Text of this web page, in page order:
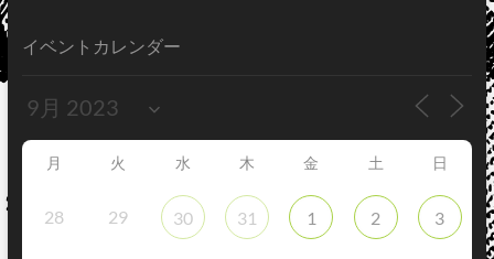
イベントカレンダー
月 火 水 木 金 土 日
28 29 30 31 1 2 3